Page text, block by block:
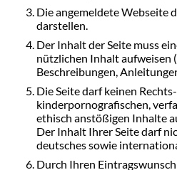
Die angemeldete Webseite
darstellen.
Der Inhalt der Seite muss
nützlichen Inhalt aufweisen
Beschreibungen,
Die Seite darf keinen
kinderpornografischen,
ethisch anstößigen Inhalte
Der Inhalt Ihrer Seite darf
deutsches sowie
Durch Ihren